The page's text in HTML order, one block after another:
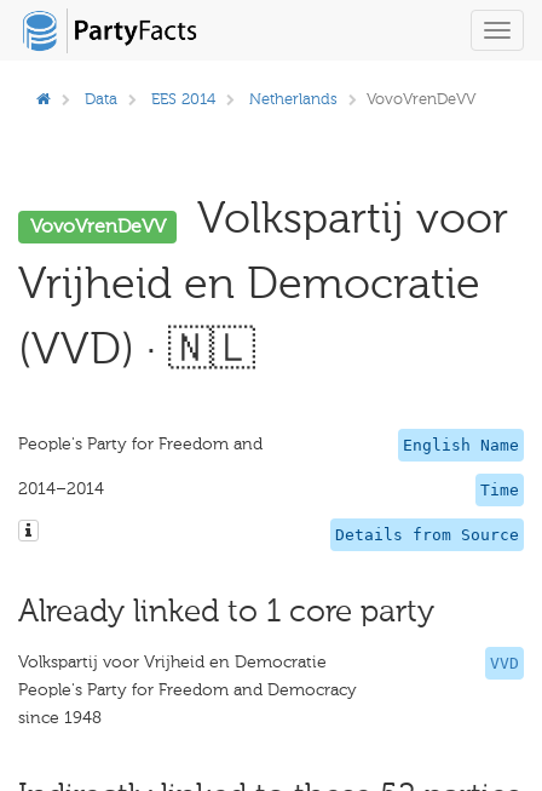
Data EES 2014 Netherlands VovoVrenDeVV
VovoVrenDeVV
Volkspartij voor
Vrijheid en Democratie
(VVD) · 🇳🇱
English Name
People's Party for Freedom and
Time
2014–2014
Details from Source
Already linked to 1 core party
VVD
Volkspartij voor Vrijheid en Democratie
People's Party for Freedom and Democracy
since 1948